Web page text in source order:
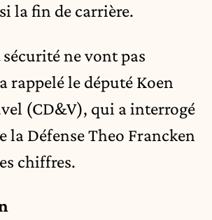
la fin de carrière.
ne vont pas
rappelé le député Koen
(CD&V), qui a interrogé
la Défense Theo Francken
chiffres.